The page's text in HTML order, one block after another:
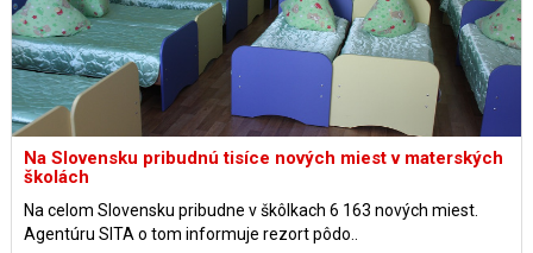
Na Slovensku pribudnú tisíce nových miest v materských
školách
Na celom Slovensku pribudne v škôlkach 6 163 nových miest.
Agentúru SITA o tom informuje rezort pôdo..